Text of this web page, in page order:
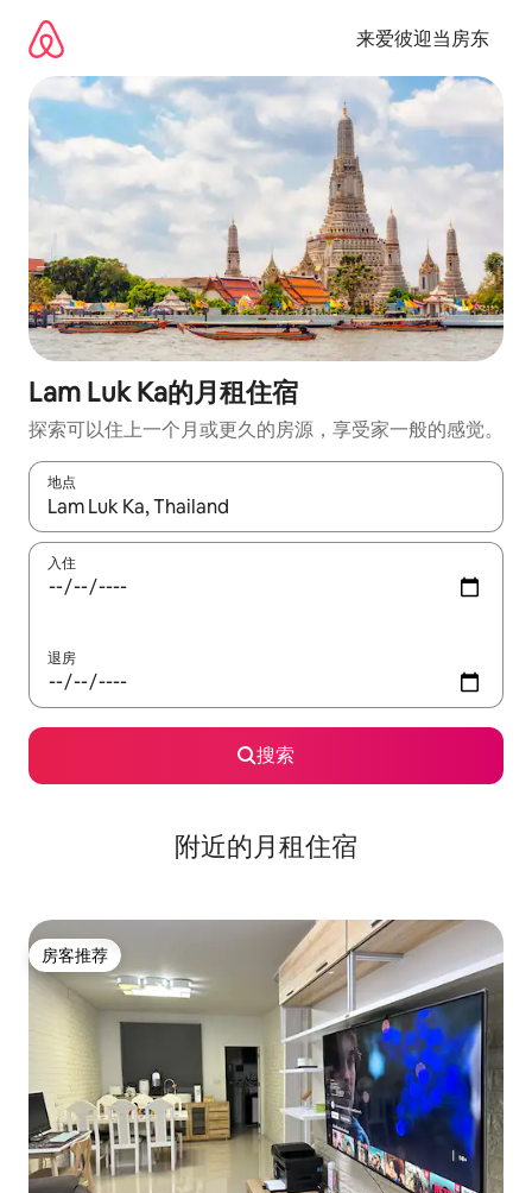
来爱彼迎当房东
Lam Luk Ka的月租住宿
探索可以住上一个月或更久的房源，享受家一般的感觉。
地点
如有搜索结果，请使用上下方向键查看，或通过点击或滑动手势
入住
退房
搜索
附近的月租住宿
房客推荐
房客推荐